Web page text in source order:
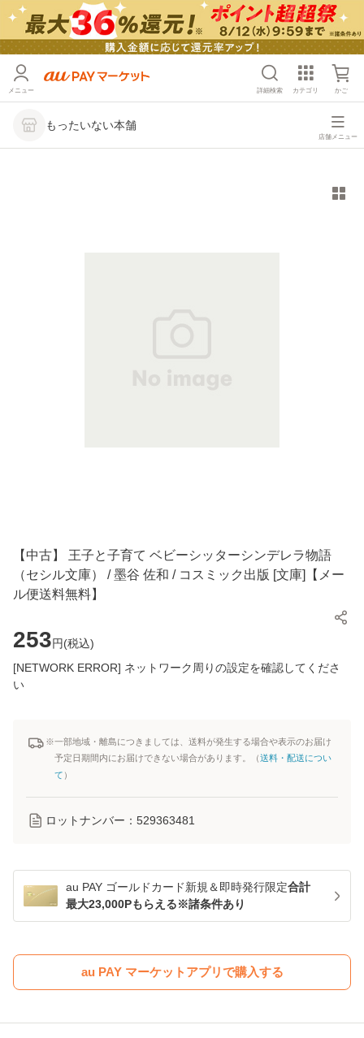
メニュー 詳細検索 カテゴリ かご
もったいない本舗
店舗メニュー
【中古】 王子と子育て ベビーシッターシンデレラ物語
（セシル文庫） / 墨谷 佐和 / コスミック出版 [文庫]【メー
ル便送料無料】
253円(税込)
[NETWORK ERROR] ネットワーク周りの設定を確認してくださ
い
※一部地域・離島につきましては、送料が発生する場合や表示のお届け
予定日期間内にお届けできない場合があります。（送料・配送につい
て ）
ロットナンバー： 529363481
au PAY ゴールドカード新規＆即時発行限定合計
最大23,000Pもらえる※諸条件あり
au PAY マーケットアプリで購入する